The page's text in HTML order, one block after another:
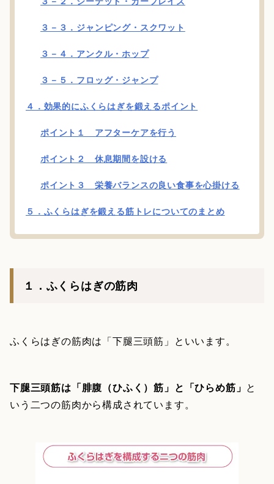
３－３．ジャンピング・スクワット
３－４．アンクル・ホップ
３－５．フロッグ・ジャンプ
４．効果的にふくらはぎを鍛えるポイント
ポイント１ アフターケアを行う
ポイント２ 休息期間を設ける
ポイント３ 栄養バランスの良い食事を心掛ける
５．ふくらはぎを鍛える筋トレについてのまとめ
１．ふくらはぎの筋肉
ふくらはぎの筋肉は「下腿三頭筋」といいます。
下腿三頭筋は「腓腹（ひふく）筋」と「ひらめ筋」 と
いう二つの筋肉から構成されています。